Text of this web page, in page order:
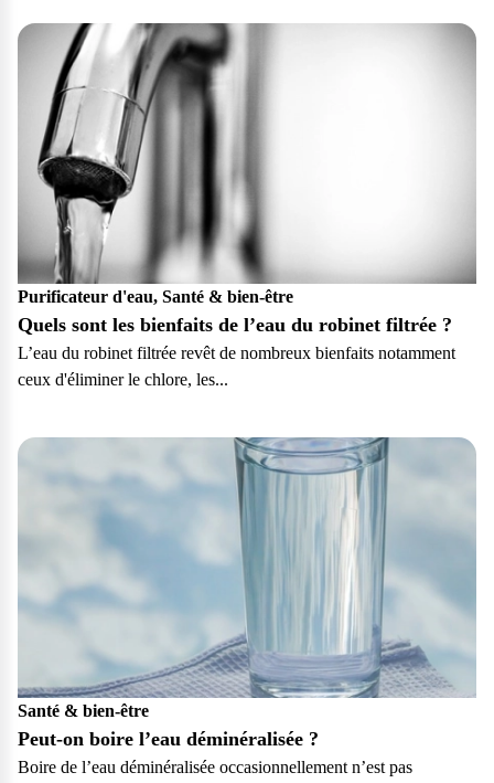
Purificateur d'eau, Santé & bien-être
Quels sont les bienfaits de l’eau du robinet filtrée ?
L’eau du robinet filtrée revêt de nombreux bienfaits notamment
ceux d'éliminer le chlore, les...
Santé & bien-être
Peut-on boire l’eau déminéralisée ?
Boire de l’eau déminéralisée occasionnellement n’est pas